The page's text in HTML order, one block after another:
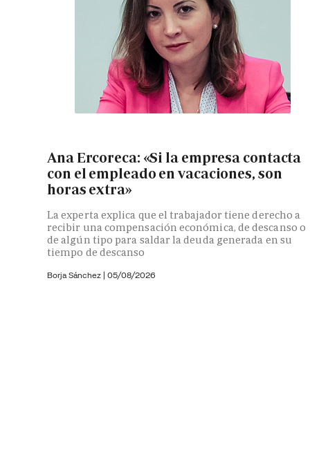
Ana Ercoreca: «Si la empresa contacta
con el empleado en vacaciones, son
horas extra»
La experta explica que el trabajador tiene derecho a
recibir una compensación económica, de descanso o
de algún tipo para saldar la deuda generada en su
tiempo de descanso
Borja Sánchez | 05/08/2026